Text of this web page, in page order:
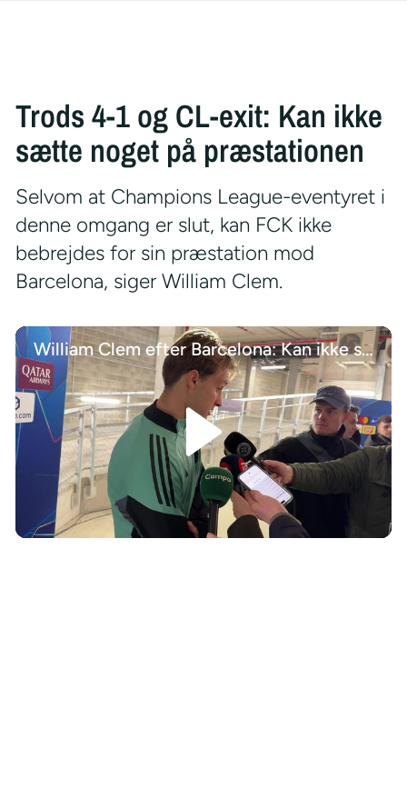
Trods 4-1 og CL-exit: Kan ikke
sætte noget på præstationen
Selvom at Champions League-eventyret i
denne omgang er slut, kan FCK ikke
bebrejdes for sin præstation mod
Barcelona, siger William Clem.
William Clem efter Barcelona: Kan ikke sætte noget på den præstation
/